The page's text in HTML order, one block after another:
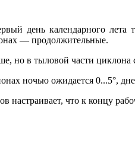
день календарного лета
— продолжительные.
но в тыловой части циклона
ночью ожидается 0...5°,
настраивает, что к концу